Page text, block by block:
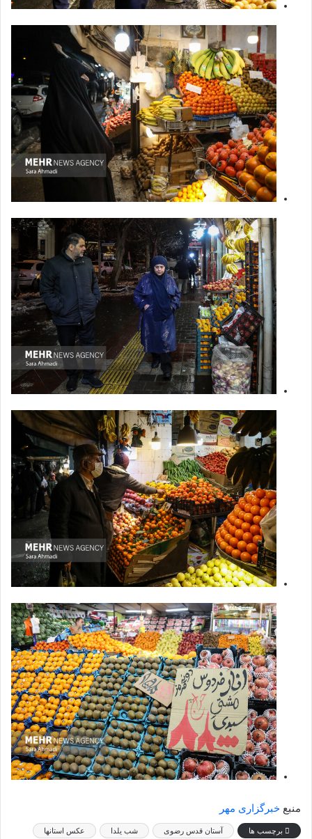
منبع خبرگزاری مهر
برچسب ها آستان قدس رضوی شب یلدا عکس استانها